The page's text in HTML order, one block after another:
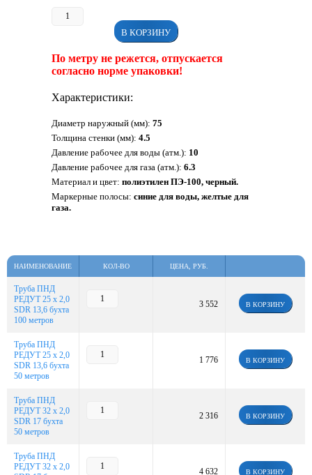
В КОРЗИНУ
По метру не режется, отпускается
согласно норме упаковки!
Характеристики:
Диаметр наружный (мм): 75
Толщина стенки (мм): 4.5
Давление рабочее для воды (атм.): 10
Давление рабочее для газа (атм.): 6.3
Материал и цвет: полиэтилен ПЭ-100, черный.
Маркерные полосы: синие для воды, желтые для
газа.
НАИМЕНОВАНИЕ КОЛ-ВО ЦЕНА, РУБ.
Труба ПНД
РЕДУТ 25 х 2,0
SDR 13,6 бухта
100 метров
3 552 В КОРЗИНУ
Труба ПНД
РЕДУТ 25 х 2,0
SDR 13,6 бухта
50 метров
1 776 В КОРЗИНУ
Труба ПНД
РЕДУТ 32 х 2,0
SDR 17 бухта
50 метров
2 316 В КОРЗИНУ
Труба ПНД
РЕДУТ 32 х 2,0
4 632 В КОРЗИНУ